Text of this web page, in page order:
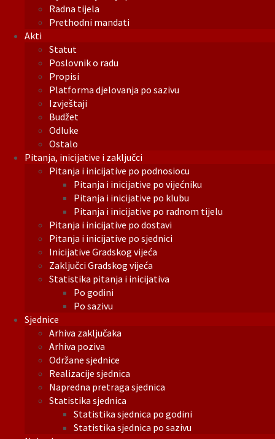
Radna tijela
Prethodni mandati
Akti
Statut
Poslovnik o radu
Propisi
Platforma djelovanja po sazivu
Izvještaji
Budžet
Odluke
Ostalo
Pitanja, inicijative i zaključci
Pitanja i inicijative po podnosiocu
Pitanja i inicijative po vijećniku
Pitanja i inicijative po klubu
Pitanja i inicijative po radnom tijelu
Pitanja i inicijative po dostavi
Pitanja i inicijative po sjednici
Inicijative Gradskog vijeća
Zaključci Gradskog vijeća
Statistika pitanja i inicijativa
Po godini
Po sazivu
Sjednice
Arhiva zaključaka
Arhiva poziva
Održane sjednice
Realizacije sjednica
Napredna pretraga sjednica
Statistika sjednica
Statistika sjednica po godini
Statistika sjednica po sazivu